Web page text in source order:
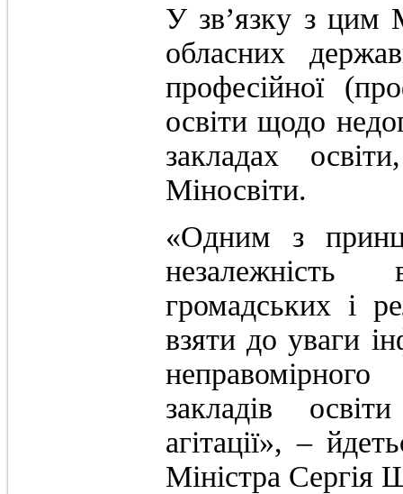
У зв’язку з цим
обласних
професійної
освіти щодо
закладах
Міносвіти.
«Одним з
громадських і
взяти до уваги
закладів
агітації», –
Міністра Сергія